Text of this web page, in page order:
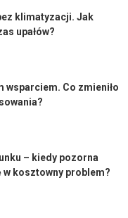
klimatyzacji. Jak
upałów?
wsparciem. Co zmieniło
– kiedy pozorna
kosztowny problem?